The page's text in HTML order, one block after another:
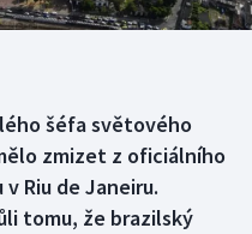
šéfa světového
zmizet z oficiálního
Riu de Janeiru.
tomu, že brazilský